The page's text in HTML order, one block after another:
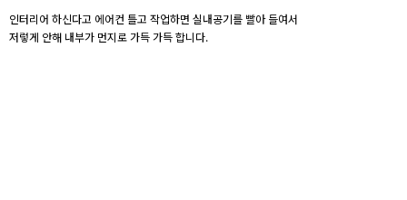
인터리어 하신다고 에어컨 틀고 작업하면 실내공기를 빨아 들여서
저렇게 안해 내부가 먼지로 가득 가득 합니다.